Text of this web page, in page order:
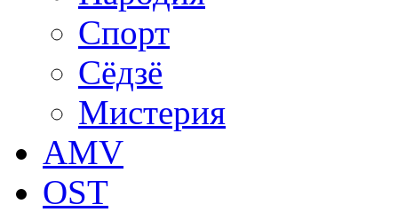
Спорт
Сёдзё
Мистерия
AMV
OST